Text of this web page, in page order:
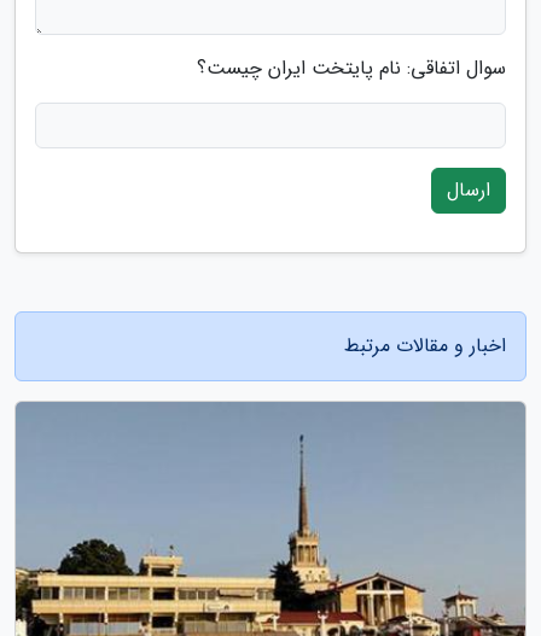
سوال اتفاقی: نام پایتخت ایران چیست؟
ارسال
اخبار و مقالات مرتبط